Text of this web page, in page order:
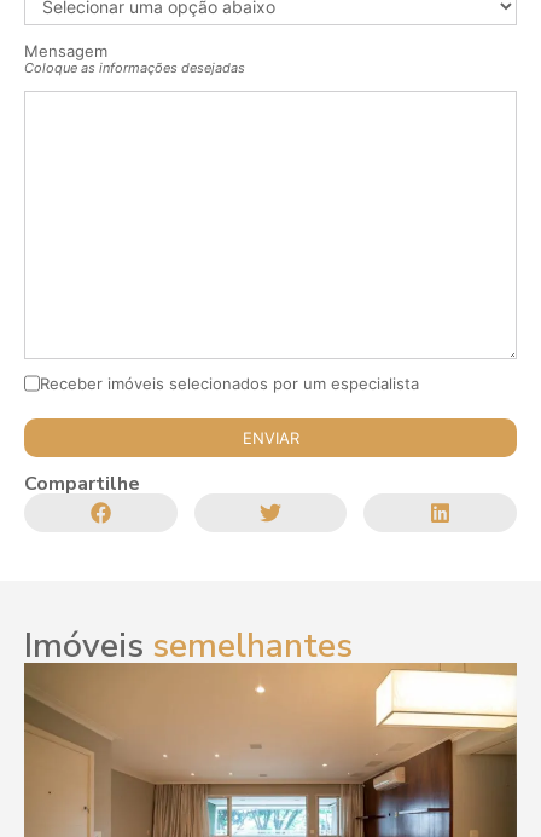
Mensagem
Coloque as informações desejadas
Receber imóveis selecionados por um especialista
Compartilhe
Imóveis semelhantes